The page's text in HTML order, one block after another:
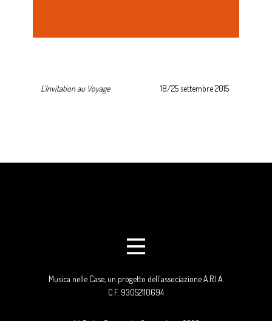
L'Invitation au Voyage 18/25 settembre 2015
Musica nelle Case, un progetto dell'associazione A.R.I.A.
C.F. 93052110694